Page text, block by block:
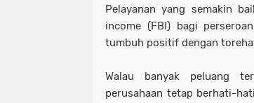
Pelayanan yang semakin
income (FBI) bagi
tumbuh positif dengan
Walau banyak peluang
perusahaan tetap berhati-